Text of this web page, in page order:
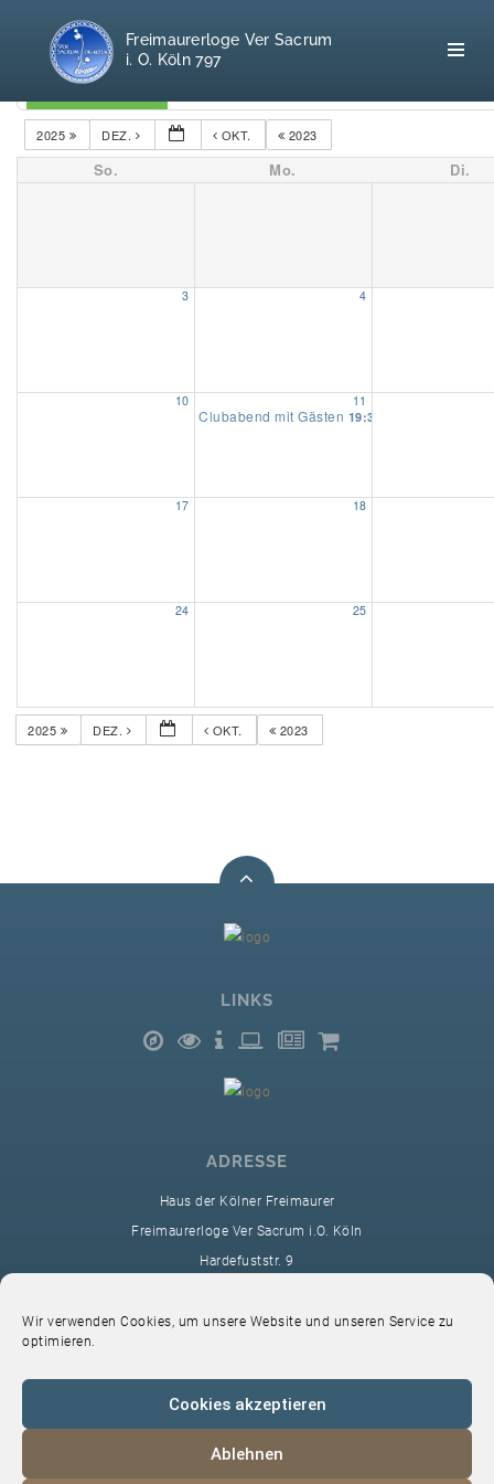
Wir verwenden Cookies, um unsere Website und unseren Service zu
optimieren.
Cookies akzeptieren
Ablehnen
Freimaurerloge Ver Sacrum
i. O. Köln 797
Kategorien
2023
OKT.
DEZ.
2025
So. Mo. Di.
3 4
10 11
Clubabend mit Gästen 19:30
17 18
24 25
2023
OKT.
DEZ.
2025
LINKS
ADRESSE
Haus der Kölner Freimaurer
Freimaurerloge Ver Sacrum i.O. Köln
Hardefuststr. 9
sekretariat@ver-sacrum.org
© 2024 Copyright Ver Sacrum